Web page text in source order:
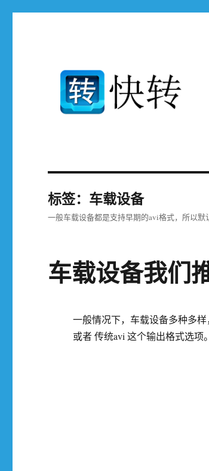
标签：车载设备
一般车载设备都是支持早期的avi格式，所以
车载设备我们
一般情况下，车载设备多种多
或者 传统avi 这个输出格式选项。